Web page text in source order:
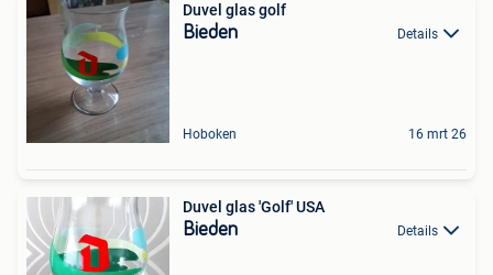
Duvel glas golf
Bieden Details
Hoboken 16 mrt 26
Duvel glas 'Golf' USA
Bieden Details